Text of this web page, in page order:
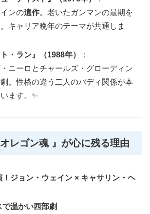
ンの遺作。老いたガンマンの最期を
キャリア晩年のテーマが共通しま
・ラン』（1988年）
：
ニーロとチャールズ・グローディン
。性格の違う二人のバディ関係が本
ます。✨
レゴン魂 』が心に残る理由
！ジョン・ウェイン × キャサリン・ヘ
温かい西部劇